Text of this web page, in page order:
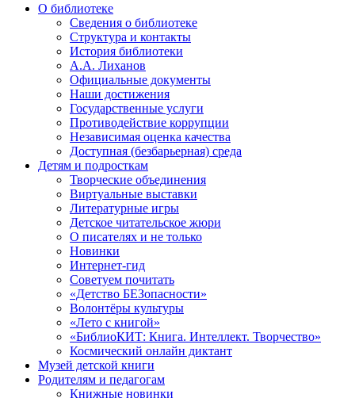
О библиотеке
Сведения о библиотеке
Структура и контакты
История библиотеки
А.А. Лиханов
Официальные документы
Наши достижения
Государственные услуги
Противодействие коррупции
Независимая оценка качества
Доступная (безбарьерная) среда
Детям и подросткам
Творческие объединения
Виртуальные выставки
Литературные игры
Детское читательское жюри
О писателях и не только
Новинки
Интернет-гид
Советуем почитать
«Детство БЕЗопасности»
Волонтёры культуры
«Лето с книгой»
«БиблиоКИТ: Книга. Интеллект. Творчество»
Космический онлайн диктант
Музей детской книги
Родителям и педагогам
Книжные новинки